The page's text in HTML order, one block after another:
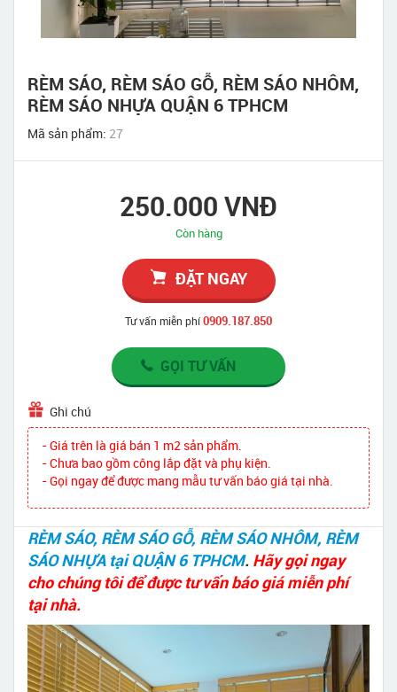
RÈM SÁO, RÈM SÁO GỖ, RÈM SÁO NHÔM,
RÈM SÁO NHỰA QUẬN 6 TPHCM
Mã sản phẩm: 27
250.000 VNĐ
Còn hàng
ĐẶT NGAY
Tư vấn miễn phí0909.187.850
GỌI TƯ VẤN
Ghi chú
- Giá trên là giá bán 1 m2 sản phẩm.
- Chưa bao gồm công lắp đặt và phụ kiện.
- Gọi ngay để được mang mẫu tư vấn báo giá tại nhà.
RÈM SÁO, RÈM SÁO GỖ, RÈM SÁO NHÔM, RÈM
SÁO NHỰA tại QUẬN 6 TPHCM. Hãy gọi ngay
cho chúng tôi để được tư vấn báo giá miễn phí
tại nhà.